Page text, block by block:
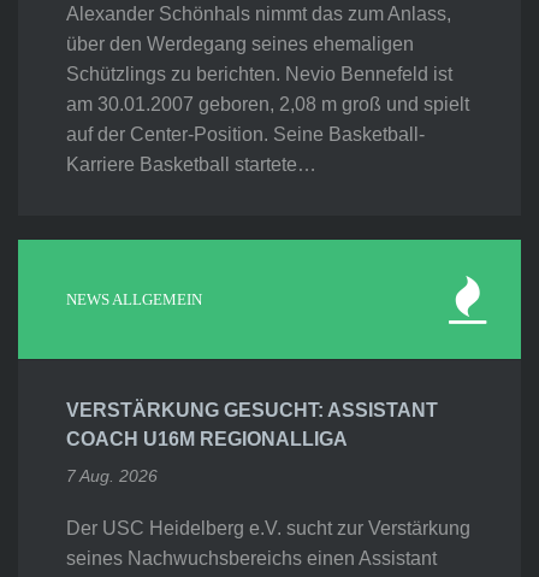
Alexander Schönhals nimmt das zum Anlass,
über den Werdegang seines ehemaligen
Schützlings zu berichten. Nevio Bennefeld ist
am 30.01.2007 geboren, 2,08 m groß und spielt
auf der Center-Position. Seine Basketball-
Karriere Basketball startete…
NEWS ALLGEMEIN
VERSTÄRKUNG GESUCHT: ASSISTANT
COACH U16M REGIONALLIGA
7 Aug. 2026
Der USC Heidelberg e.V. sucht zur Verstärkung
seines Nachwuchsbereichs einen Assistant